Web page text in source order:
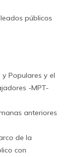
públicos
y Populares y el
-MPT-
anteriores
de la
con